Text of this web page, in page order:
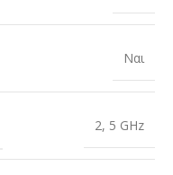
Ναι
2, 5 GHz